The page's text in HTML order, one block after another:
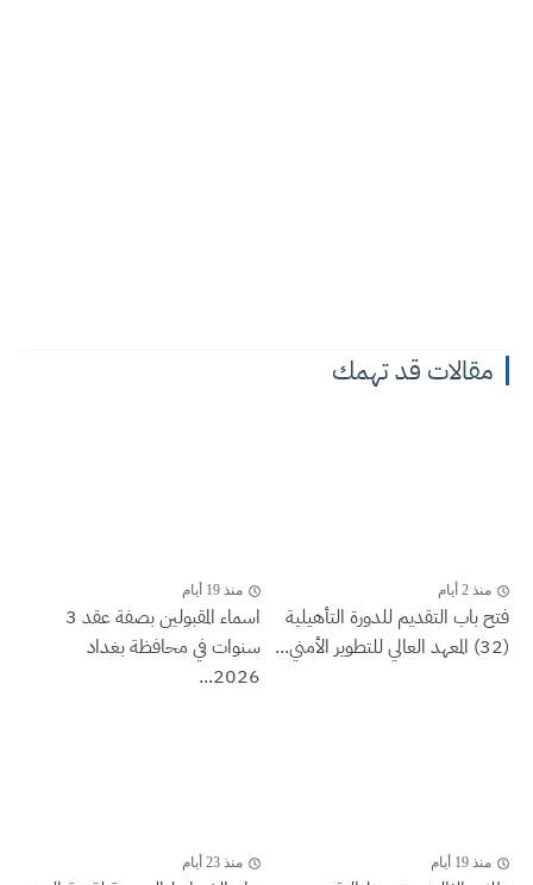
مقالات قد تهمك
منذ 2 أيام
فتح باب التقديم للدورة التأهيلية
(32) المعهد العالي للتطوير الأمني...
منذ 19 أيام
اسماء المقبولين بصفة عقد 3
سنوات في محافظة بغداد
2026...
منذ 19 أيام منذ 23 أيام